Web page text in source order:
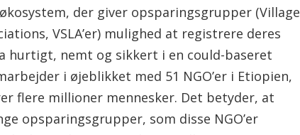
der giver opsparingsgrupper (Village
VSLA’er) mulighed at registrere deres
hurtigt, nemt og sikkert i en could-baseret
i øjeblikket med 51 NGO’er i Etiopien,
flere millioner mennesker. Det betyder, at
opsparingsgrupper, som disse NGO’er